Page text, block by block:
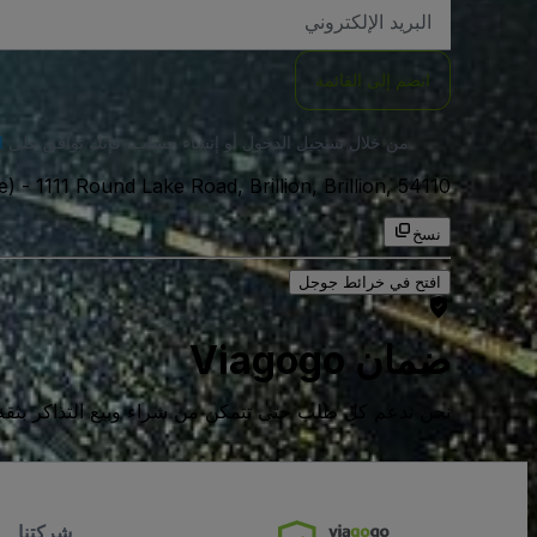
الاكتروني
انضم إلى القائمة
من خلال تسجيل الدخول أو إنشاء حساب، فإنك توافق على
- 1111 Round Lake Road, Brillion, Brillion, 54110, الولايات المتحدة الامريكية
نسخ
افتح في خرائط جوجل
ضمان Viagogo
نحن ندعم كل طلب حتى تتمكن من شراء وبيع التذاكر بثقة
شركتنا